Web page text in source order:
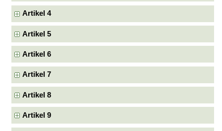
Artikel 4
Artikel 5
Artikel 6
Artikel 7
Artikel 8
Artikel 9